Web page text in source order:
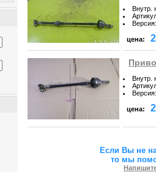
Внутр.
Версия:
цена:
Внутр.
Версия:
цена:
Если Вы не
то мы